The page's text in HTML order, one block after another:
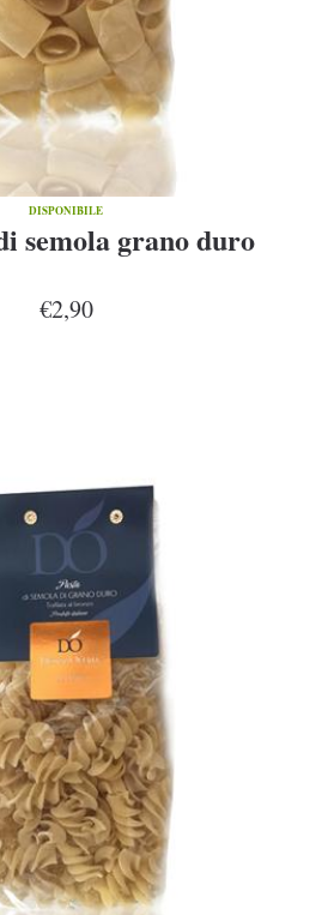
DISPONIBILE
semola grano duro
€2,90